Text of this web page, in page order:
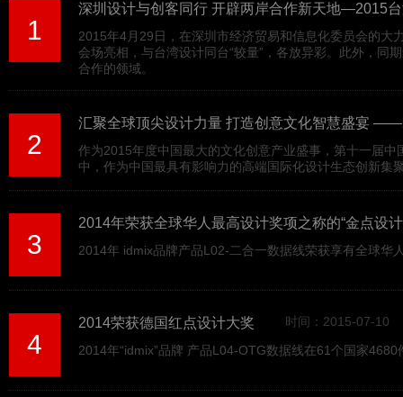
1
深圳设计与创客同行 开辟两岸合作新天地—2015
2015年4月29日，在深圳市经济贸易和信息化委员会的大
会场亮相，与台湾设计同台“较量”，各放异彩。此外，同
合作的领域。
2
汇聚全球顶尖设计力量 打造创意文化智慧盛宴
作为2015年度中国最大的文化创意产业盛事，第十一届
中，作为中国最具有影响力的高端国际化设计生态创新
3
2014年荣获全球华人最高设计奖项之称的“金点设计
2014年 idmix品牌产品L02-二合一数据线荣获享有全球华
4
2014荣获德国红点设计大奖
时间：2015-07-10
2014年“idmix”品牌 产品L04-OTG数据线在61个国家